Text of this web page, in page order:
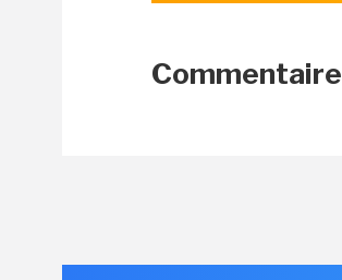
Commentaire